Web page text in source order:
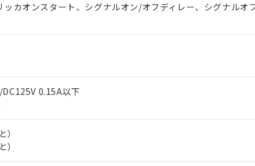
カオンスタート、シグナルオン/オフディレー、シグナルオ
0.15A以下
令（10物質）の非含有に対応した製品が提供可能な商品です。
（10物質）の非含有に対応した製品に切り替える予定のある商
令（10物質）の非含有に非対応の商品で、対応品を出す予定